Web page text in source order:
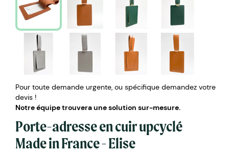
Pour toute demande urgente, ou spécifique demandez votre
devis !
Notre équipe trouvera une solution sur-mesure.
Porte-adresse en cuir upcyclé
Made in France - Elise